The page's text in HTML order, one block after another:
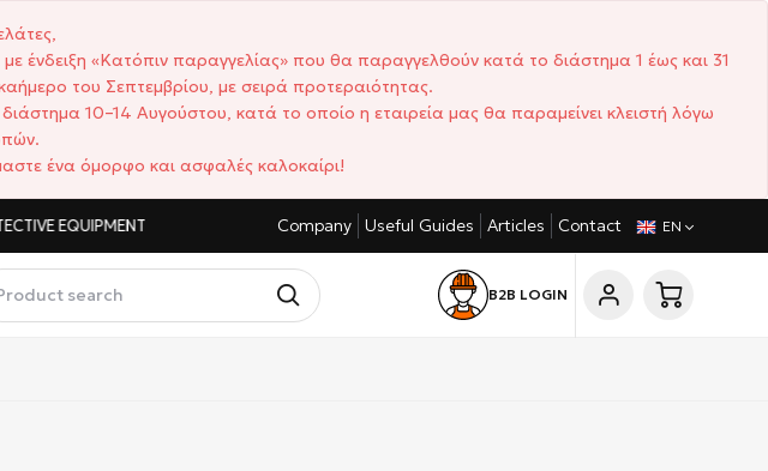
ένδειξη «Κατόπιν παραγγελίας» που θα παραγγελθούν κατά το διάστημα 1 έως και 31
του Σεπτεμβρίου, με σειρά προτεραιότητας.
10–14 Αυγούστου, κατά το οποίο η εταιρεία μας θα παραμείνει κλειστή λόγω
ένα όμορφο και ασφαλές καλοκαίρι!
EQUIPMENT COMPETITIVE PRICES SHORT DELIVERY TIMES
Company Useful Guides Articles Contact EN
B2B LOGIN